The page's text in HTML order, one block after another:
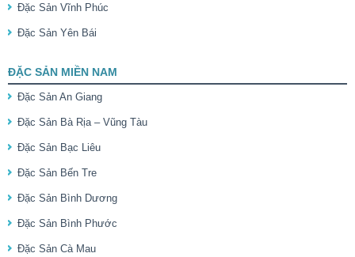
Đặc Sản Vĩnh Phúc
Đặc Sản Yên Bái
ĐẶC SẢN MIỀN NAM
Đặc Sản An Giang
Đặc Sản Bà Rịa – Vũng Tàu
Đặc Sản Bạc Liêu
Đặc Sản Bến Tre
Đặc Sản Bình Dương
Đặc Sản Bình Phước
Đặc Sản Cà Mau